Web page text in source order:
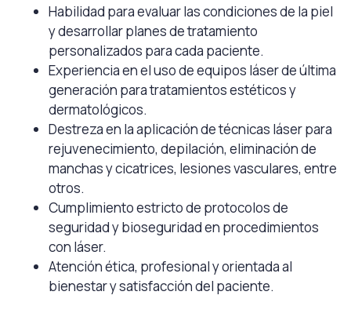
Habilidad para evaluar las condiciones de la piel
y desarrollar planes de tratamiento
personalizados para cada paciente.
Experiencia en el uso de equipos láser de última
generación para tratamientos estéticos y
dermatológicos.
Destreza en la aplicación de técnicas láser para
rejuvenecimiento, depilación, eliminación de
manchas y cicatrices, lesiones vasculares, entre
otros.
Cumplimiento estricto de protocolos de
seguridad y bioseguridad en procedimientos
con láser.
Atención ética, profesional y orientada al
bienestar y satisfacción del paciente.